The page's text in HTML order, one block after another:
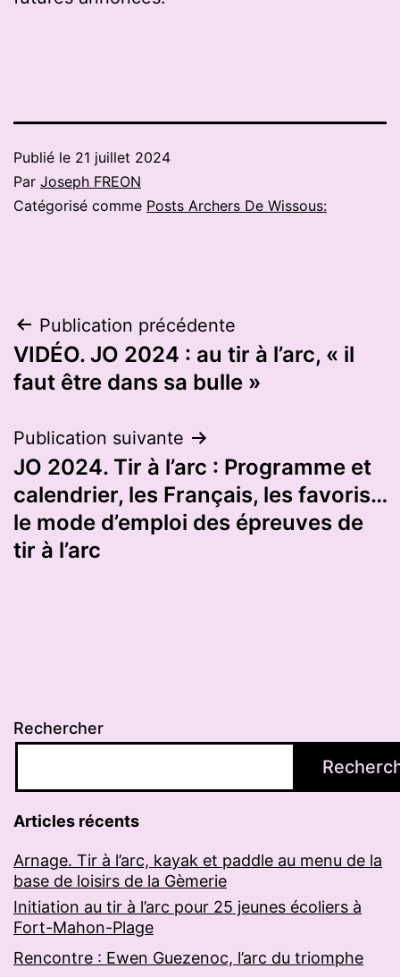
Publié le 21 juillet 2024
Par Joseph FREON
Catégorisé comme Posts Archers De Wissous:
Navigation
de
Publication précédente
VIDÉO. JO 2024 : au tir à l’arc, « il
faut être dans sa bulle »
Publication suivante
JO 2024. Tir à l’arc : Programme et
calendrier, les Français, les favoris…
le mode d’emploi des épreuves de
tir à l’arc
Rechercher
Articles récents
Arnage. Tir à l’arc, kayak et paddle au menu de la
base de loisirs de la Gèmerie
Initiation au tir à l’arc pour 25 jeunes écoliers à
Fort-Mahon-Plage
Rencontre : Ewen Guezenoc, l’arc du triomphe